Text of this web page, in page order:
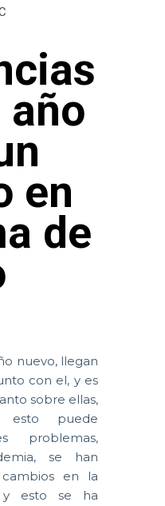
año
en
de
nuevo, llegan
con el, y es
sobre ellas,
puede
problemas,
se han
cambios en la
y esto se ha